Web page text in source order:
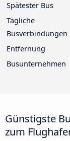
Spätester Bus
Tägliche
Busverbindungen
Entfernung
Busunternehmen
Günstigste
zum